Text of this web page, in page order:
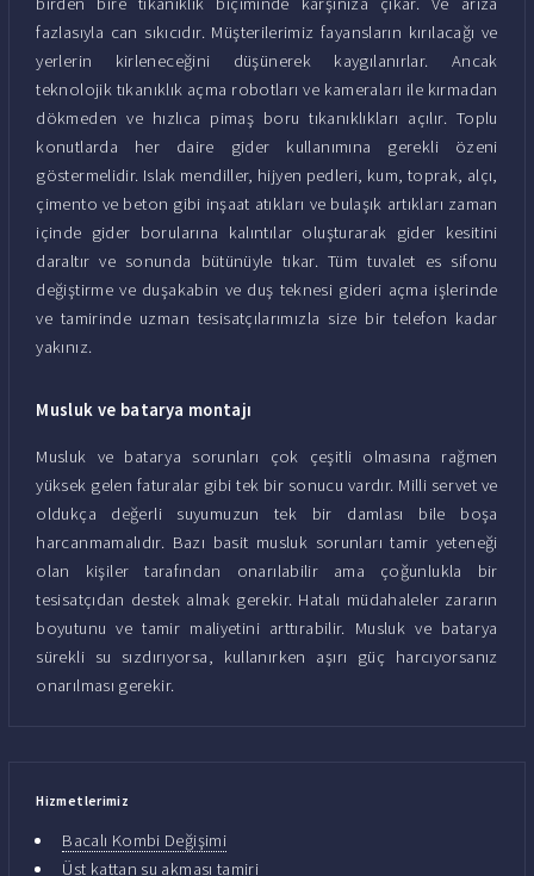
fazlasıyla can sıkıcıdır. Müşterilerimiz fayansların kırılacağı ve
yerlerin kirleneceğini düşünerek kaygılanırlar. Ancak
teknolojik tıkanıklık açma robotları ve kameraları ile kırmadan
dökmeden ve hızlıca pimaş boru tıkanıklıkları açılır. Toplu
konutlarda her daire gider kullanımına gerekli özeni
göstermelidir. Islak mendiller, hijyen pedleri, kum, toprak, alçı,
çimento ve beton gibi inşaat atıkları ve bulaşık artıkları zaman
içinde gider borularına kalıntılar oluşturarak gider kesitini
daraltır ve sonunda bütünüyle tıkar. Tüm tuvalet es sifonu
değiştirme ve duşakabin ve duş teknesi gideri açma işlerinde
ve tamirinde uzman tesisatçılarımızla size bir telefon kadar
yakınız.
Musluk ve batarya montajı
Musluk ve batarya sorunları çok çeşitli olmasına rağmen
yüksek gelen faturalar gibi tek bir sonucu vardır. Milli servet ve
oldukça değerli suyumuzun tek bir damlası bile boşa
harcanmamalıdır. Bazı basit musluk sorunları tamir yeteneği
olan kişiler tarafından onarılabilir ama çoğunlukla bir
tesisatçıdan destek almak gerekir. Hatalı müdahaleler zararın
boyutunu ve tamir maliyetini arttırabilir. Musluk ve batarya
sürekli su sızdırıyorsa, kullanırken aşırı güç harcıyorsanız
onarılması gerekir.
Hizmetlerimiz
Bacalı Kombi Değişimi
Üst kattan su akması tamiri